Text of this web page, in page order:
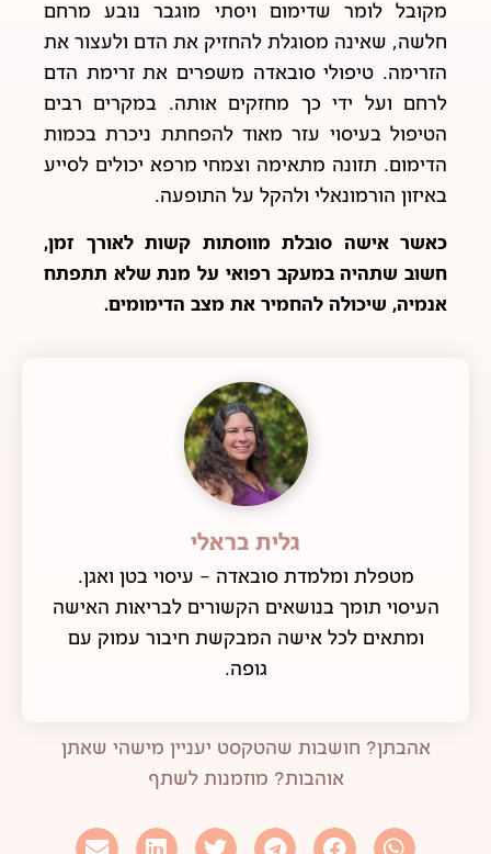
מקובל לומר שדימום ויסתי מוגבר נובע מרחם
חלשה, שאינה מסוגלת להחזיק את הדם ולעצור את
הזרימה. טיפולי סובאדה משפרים את זרימת הדם
לרחם ועל ידי כך מחזקים אותה. במקרים רבים
הטיפול בעיסוי עזר מאוד להפחתת ניכרת בכמות
הדימום. תזונה מתאימה וצמחי מרפא יכולים לסייע
באיזון הורמונאלי ולהקל על התופעה.
כאשר אישה סובלת מווסתות קשות לאורך זמן,
חשוב שתהיה במעקב רפואי על מנת שלא תתפתח
אנמיה, שיכולה להחמיר את מצב הדימומים.
גלית בראלי
מטפלת ומלמדת סובאדה - עיסוי בטן ואגן.
העיסוי תומך בנושאים הקשורים לבריאות האישה
ומתאים לכל אישה המבקשת חיבור עמוק עם
גופה.
אהבתן? חושבות שהטקסט יעניין מישהי שאתן
אוהבות? מוזמנות לשתף